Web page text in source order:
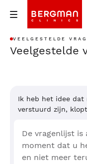
VEELGESTELDE
Veelgestelde
Ik heb het idee dat
verstuurd zijn,
De vragenlijst
moment dat u
en niet meer